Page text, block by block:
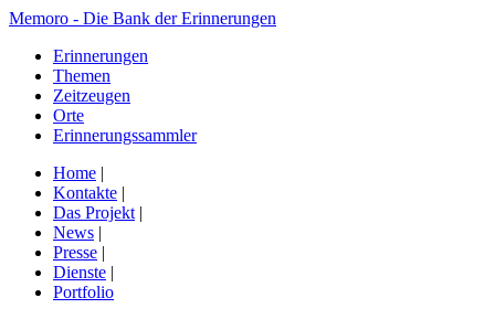
Memoro - Die Bank der Erinnerungen
Erinnerungen
Themen
Zeitzeugen
Orte
Erinnerungssammler
Home |
Kontakte |
Das Projekt |
News |
Presse |
Dienste |
Portfolio